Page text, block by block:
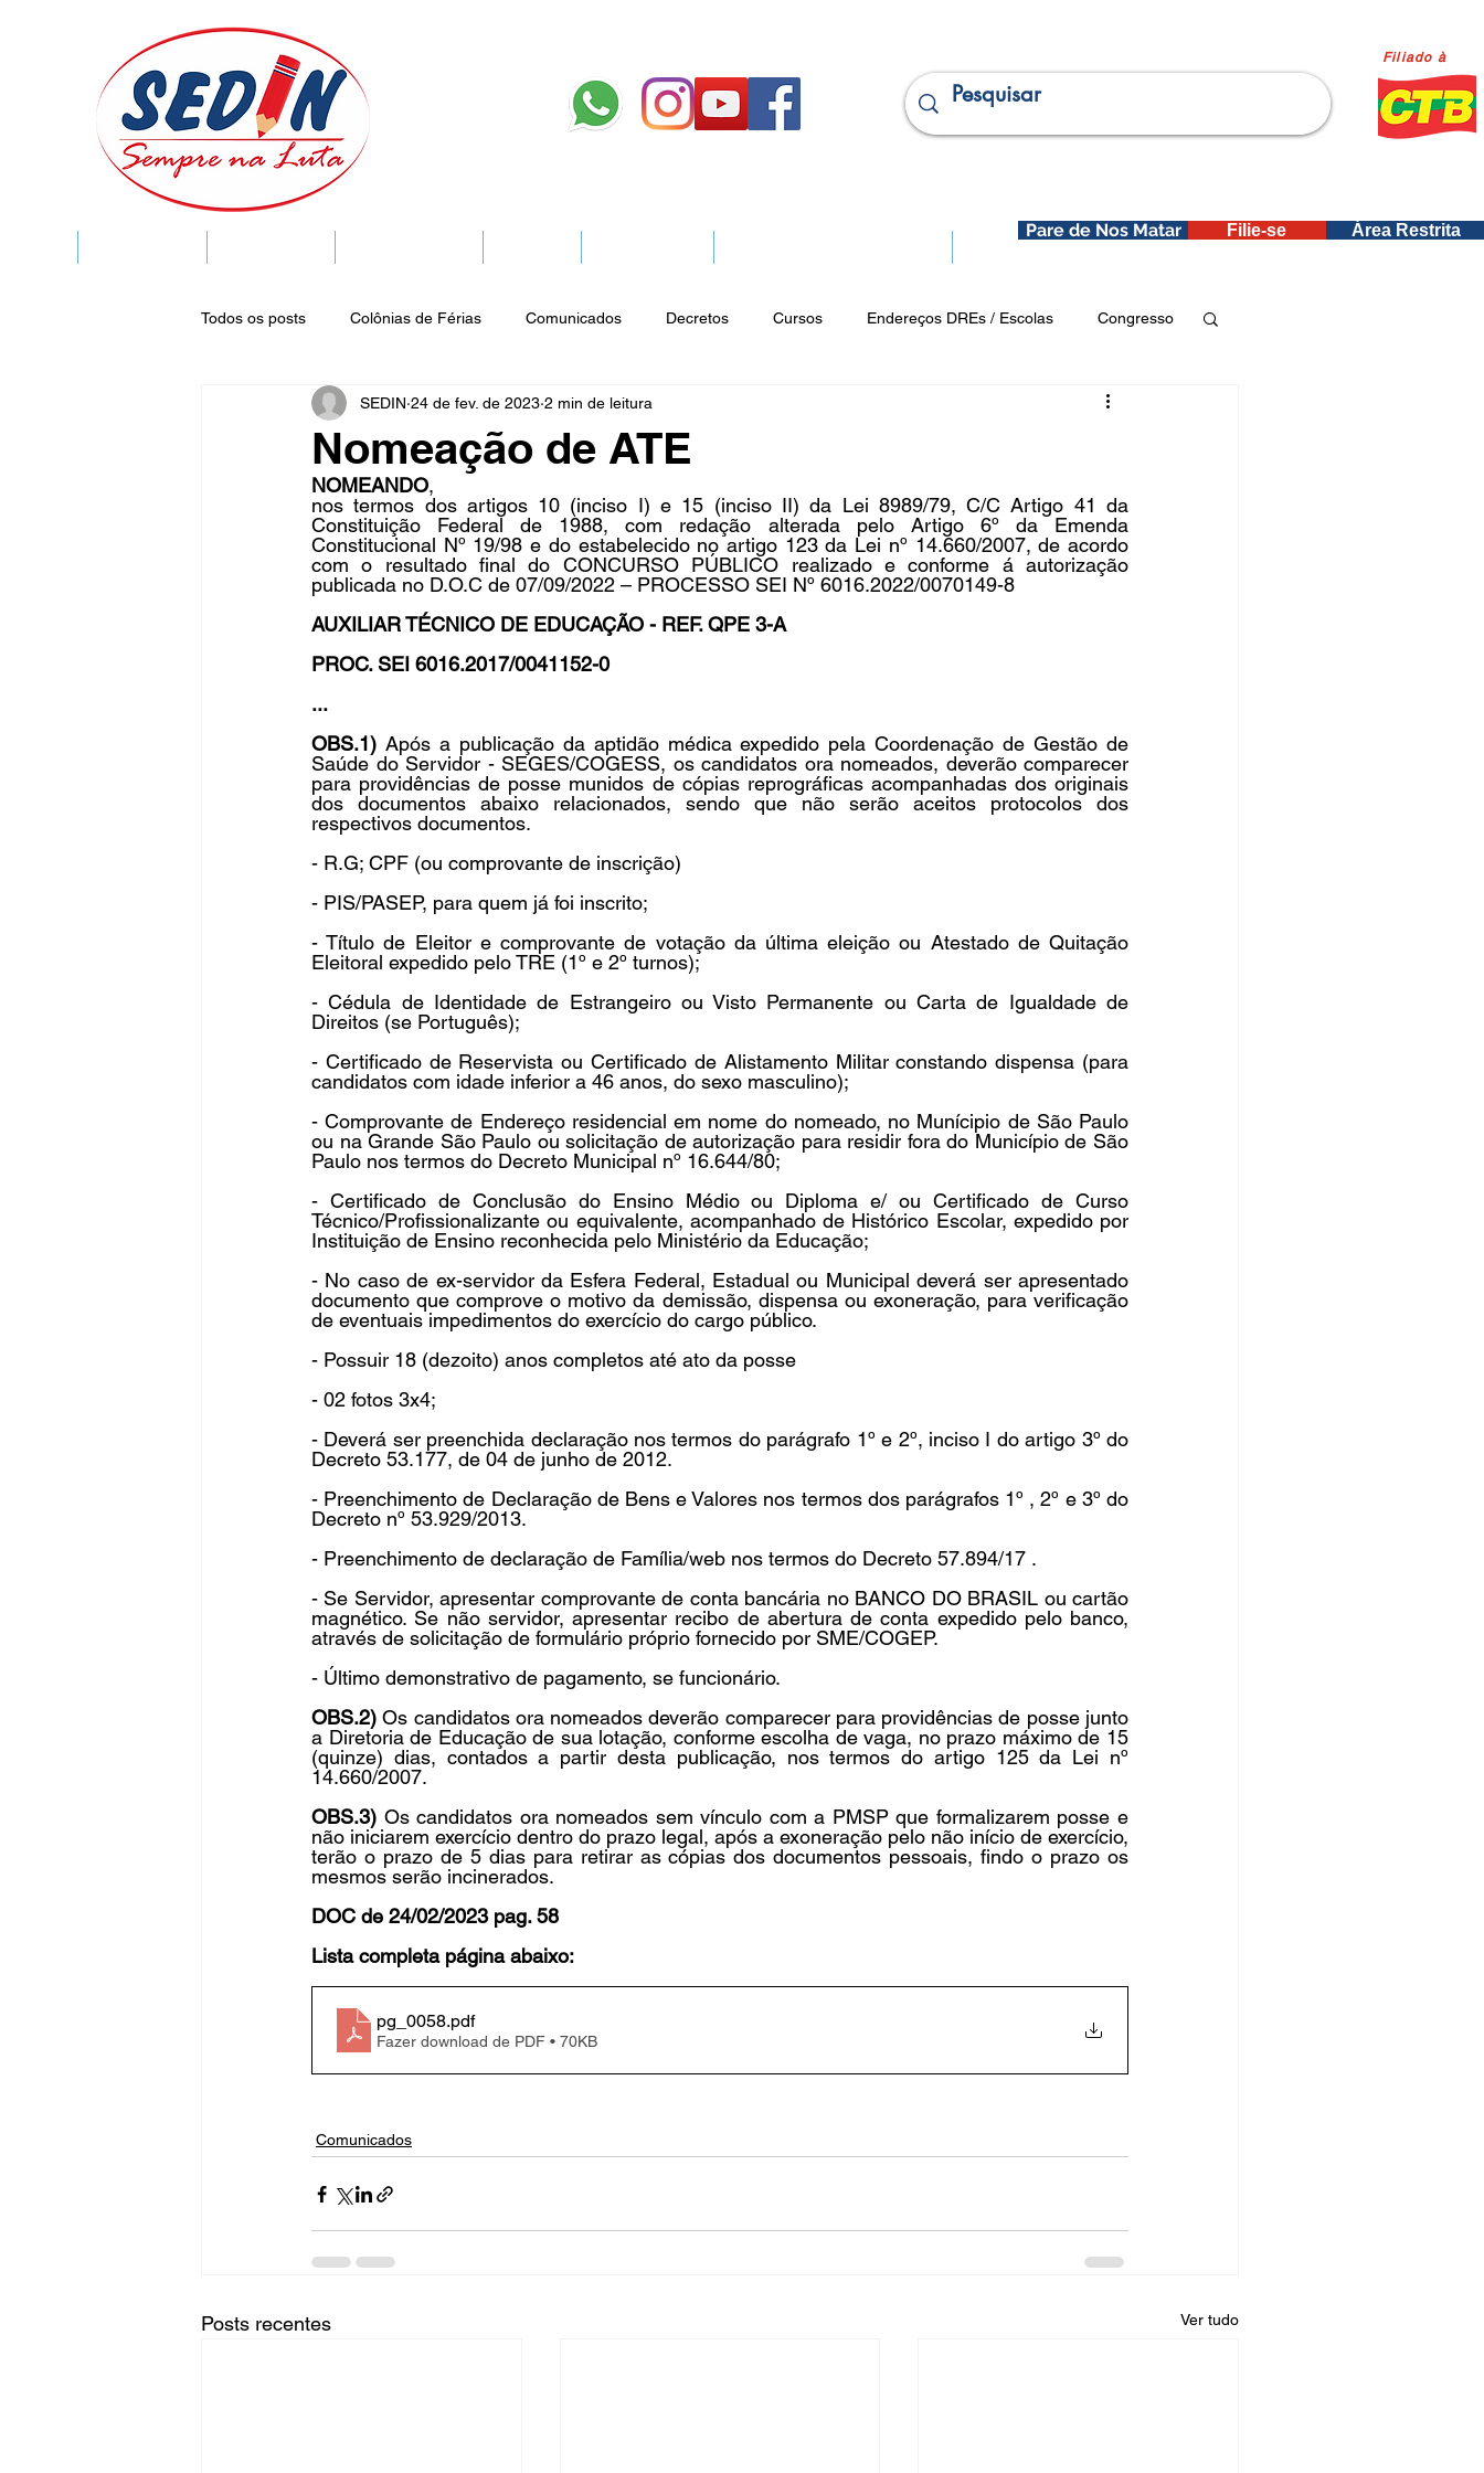
Filiado à
Filie-se
Pare de Nos Matar Área Restrita
Todos os posts Colônias de Férias Comunicados Decretos Cursos Endereços DREs / Escolas Congresso
Legislação Notícias Espaço Cultural Notícias do Jurídico Publicações SEDIN
Publicações do DOC Seminários Vencimentos CRM Publicidade Online Analítica e Dados
Fique Ligado Publicações Sedin Indicações Aposentados Universidade Concursos Públicos
congresso NOTI noticias
Nomeação de ATE
SEDIN 24 de fev. de 2023 2 min de leitura
NOMEANDO,
nos termos dos artigos 10 (inciso I) e 15 (inciso II) da Lei 8989/79, C/C Artigo 41 da
Constituição Federal de 1988, com redação alterada pelo Artigo 6º da Emenda
Constitucional Nº 19/98 e do estabelecido no artigo 123 da Lei nº 14.660/2007, de acordo
com o resultado final do CONCURSO PÚBLICO realizado e conforme á autorização
publicada no D.O.C de 07/09/2022 – PROCESSO SEI Nº 6016.2022/0070149-8
AUXILIAR TÉCNICO DE EDUCAÇÃO - REF. QPE 3-A
PROC. SEI 6016.2017/0041152-0
...
OBS.1) Após a publicação da aptidão médica expedido pela Coordenação de Gestão de
Saúde do Servidor - SEGES/COGESS, os candidatos ora nomeados, deverão comparecer
para providências de posse munidos de cópias reprográficas acompanhadas dos originais
dos documentos abaixo relacionados, sendo que não serão aceitos protocolos dos
respectivos documentos.
- R.G; CPF (ou comprovante de inscrição)
- PIS/PASEP, para quem já foi inscrito;
- Título de Eleitor e comprovante de votação da última eleição ou Atestado de Quitação
Eleitoral expedido pelo TRE (1º e 2º turnos);
- Cédula de Identidade de Estrangeiro ou Visto Permanente ou Carta de Igualdade de
Direitos (se Português);
- Certificado de Reservista ou Certificado de Alistamento Militar constando dispensa (para
candidatos com idade inferior a 46 anos, do sexo masculino);
- Comprovante de Endereço residencial em nome do nomeado, no Munícipio de São Paulo
ou na Grande São Paulo ou solicitação de autorização para residir fora do Município de São
Paulo nos termos do Decreto Municipal nº 16.644/80;
- Certificado de Conclusão do Ensino Médio ou Diploma e/ ou Certificado de Curso
Técnico/Profissionalizante ou equivalente, acompanhado de Histórico Escolar, expedido por
Instituição de Ensino reconhecida pelo Ministério da Educação;
- No caso de ex-servidor da Esfera Federal, Estadual ou Municipal deverá ser apresentado
documento que comprove o motivo da demissão, dispensa ou exoneração, para verificação
de eventuais impedimentos do exercício do cargo público.
- Possuir 18 (dezoito) anos completos até ato da posse
- 02 fotos 3x4;
- Deverá ser preenchida declaração nos termos do parágrafo 1º e 2º, inciso I do artigo 3º do
Decreto 53.177, de 04 de junho de 2012.
- Preenchimento de Declaração de Bens e Valores nos termos dos parágrafos 1º , 2º e 3º do
Decreto nº 53.929/2013.
- Preenchimento de declaração de Família/web nos termos do Decreto 57.894/17 .
- Se Servidor, apresentar comprovante de conta bancária no BANCO DO BRASIL ou cartão
magnético. Se não servidor, apresentar recibo de abertura de conta expedido pelo banco,
através de solicitação de formulário próprio fornecido por SME/COGEP.
- Último demonstrativo de pagamento, se funcionário.
OBS.2) Os candidatos ora nomeados deverão comparecer para providências de posse junto
a Diretoria de Educação de sua lotação, conforme escolha de vaga, no prazo máximo de 15
(quinze) dias, contados a partir desta publicação, nos termos do artigo 125 da Lei nº
14.660/2007.
OBS.3) Os candidatos ora nomeados sem vínculo com a PMSP que formalizarem posse e
não iniciarem exercício dentro do prazo legal, após a exoneração pelo não início de exercício,
terão o prazo de 5 dias para retirar as cópias dos documentos pessoais, findo o prazo os
mesmos serão incinerados.
DOC de 24/02/2023 pag. 58
Lista completa página abaixo:
pg_0058.pdf
Fazer download de PDF • 70KB
Comunicados
Posts recentes Ver tudo